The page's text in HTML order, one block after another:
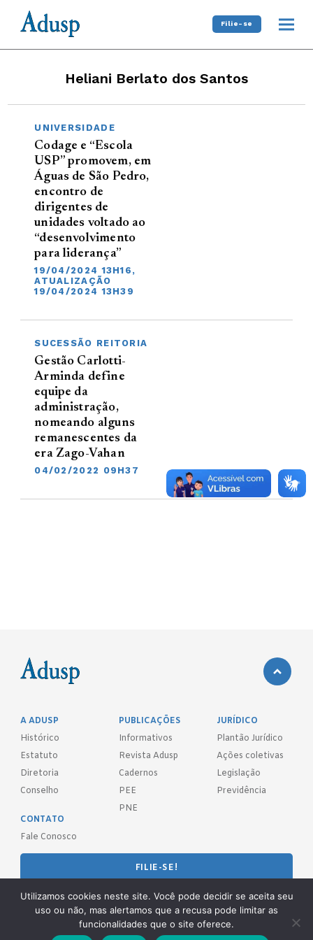
Filie-se
Heliani Berlato dos Santos
UNIVERSIDADE
Codage e “Escola
USP” promovem, em
Águas de São Pedro,
encontro de
dirigentes de
unidades voltado ao
“desenvolvimento
para liderança”
19/04/2024 13H16,
ATUALIZAÇÃO
19/04/2024 13H39
SUCESSÃO REITORIA
Gestão Carlotti-
Arminda define
equipe da
administração,
nomeando alguns
remanescentes da
era Zago-Vahan
04/02/2022 09H37
A ADUSP
Histórico
Estatuto
Diretoria
Conselho
PUBLICAÇÕES
Informativos
Revista Adusp
Cadernos
PEE
PNE
JURÍDICO
Plantão Jurídico
Ações coletivas
Legislação
Previdência
CONTATO
Fale Conosco
FILIE-SE!
REDES SOCIAIS
Utilizamos cookies neste site. Você pode decidir se aceita seu
uso ou não, mas alertamos que a recusa pode limitar as
funcionalidades que o site oferece.